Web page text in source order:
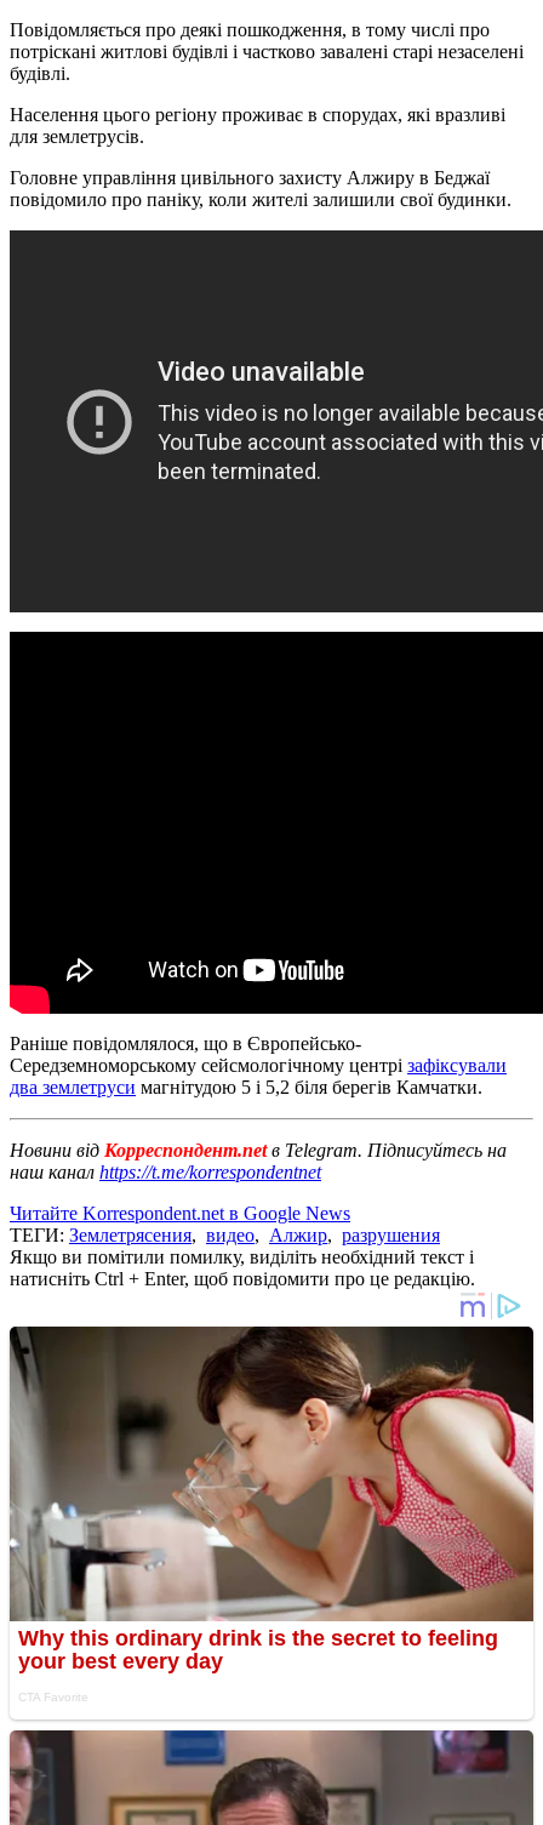
Повідомляється про деякі пошкодження, в тому числі про
потріскані житлові будівлі і частково завалені старі незаселені
будівлі.
Населення цього регіону проживає в спорудах, які вразливі
для землетрусів.
Головне управління цивільного захисту Алжиру в Беджаї
повідомило про паніку, коли жителі залишили свої будинки.
Раніше повідомлялося, що в Європейсько-
Середземноморському сейсмологічному центрі зафіксували
два землетруси магнітудою 5 і 5,2 біля берегів Камчатки.
Новини від Корреспондент.netв Telegram. Підписуйтесь на
наш канал https://t.me/korrespondentnet
Читайте Korrespondent.net в Google News
ТЕГИ: Землетрясения, видео, Алжир, разрушения
Якщо ви помітили помилку, виділіть необхідний текст і
натисніть Ctrl + Enter, щоб повідомити про це редакцію.